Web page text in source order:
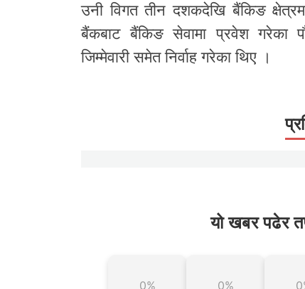
उनी विगत तीन दशकदेखि बैंकिङ
बैंकबाट बैंकिङ सेवामा प्रवेश गरेका
जिम्मेवारी समेत निर्वाह गरेका थिए ।
यो खबर पढेर
0% 0%